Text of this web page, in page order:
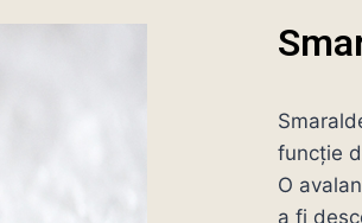
funcție
O
a fi